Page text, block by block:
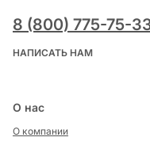
8 (800) 775-75-
НАПИСАТЬ НАМ
О нас
О компании